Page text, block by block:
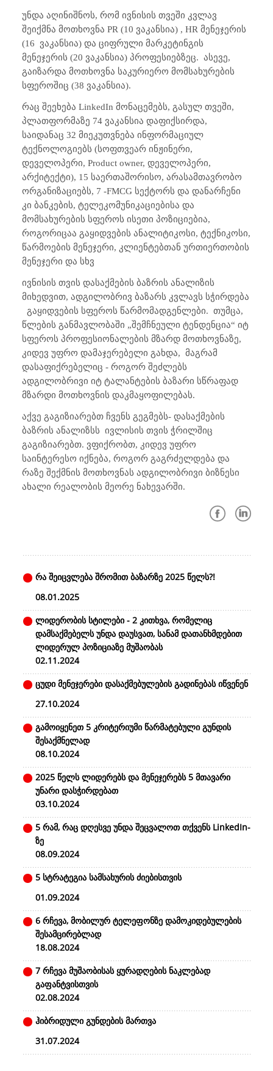
უნდა აღინიშნოს, რომ ივნისის თვეში კვლავ
შეიქმნა მოთხოვნა PR (10 ვაკანსია) , HR მენეჯერის
(16
ვაკანსია) და ციფრული მარკეტინგის
მენეჯერის (20 ვაკანსია) პროფესიებზეც. ასევე,
გაიზარდა მოთხოვნა საკურიერო მომსახურების
სფეროშიც (38 ვაკანსია).
რაც შეეხება LinkedIn მონაცემებს, გასულ თვეში,
პლათფორმაზე 74 ვაკანსია დაფიქსირდა,
საიდანაც 32 მიეკუთვნება ინფორმაციულ
ტექნოლოგიებს (სოფთვეარ ინჟინერი,
დეველოპერი, Product owner, დეველოპერი,
არქიტექტი), 15 საერთაშორისო, არასამთავრობო
ორგანიზაციებს, 7 -FMCG სექტორს და დანარჩენი
კი ბანკების, ტელეკომუნიკაციებისა და
მომსახურების სფეროს ისეთი პოზიციებია,
როგორიცაა გაყიდვების ანალიტიკოსი, ტექნიკოსი,
წარმოების მენეჯერი, კლიენტებთან ურთიერთობის
მენეჯერი და სხვ
ივნისის თვის დასაქმების ბაზრის ანალიზის
მიხედვით, ადგილობრივ ბაზარს კვლავს სჭირდება
გაყიდვების სფეროს წარმომადგენლები. თუმცა,
წლების განმავლობაში „შემჩნეული ტენდენცია“ იტ
სფეროს პროფესიონალების მზარდ მოთხოვნაზე,
კიდევ უფრო დამაჯერებელი გახდა, მაგრამ
დასაფიქრებელიც - როგორ შეძლებს
ადგილობრივი იტ ტალანტების ბაზარი სწრაფად
მზარდი მოთხოვნის დაკმაყოფილებას.
აქვე გაგიზიარებთ ჩვენს გეგმებს- დასაქმების
ბაზრის ანალიზსს ივლისის თვის ჭრილშიც
გაგიზიარებთ. ვფიქრობთ, კიდევ უფრო
საინტერესო იქნება, როგორ გაგრძელდება და
რაზე შექმნის მოთხოვნას ადგილობრივი ბიზნესი
ახალი რეალობის მეორე ნახევარში.
რა შეიცვლება შრომით ბაზარზე 2025 წელს?!
08.01.2025
ლიდერობის სტილები - 2 კითხვა, რომელიც
დამსაქმებელს უნდა დაუსვათ, სანამ დათანხმდებით
ლიდერულ პოზიციაზე მუშაობას
02.11.2024
ცუდი მენეჯერები დასაქმებულების გადინებას იწვენენ
27.10.2024
გამოიყენეთ 5 კრიტერიუმი წარმატებული გუნდის
შესაქმნელად
08.10.2024
2025 წელს ლიდერებს და მენეჯერებს 5 მთავარი
უნარი დასჭირდებათ
03.10.2024
5 რამ, რაც დღესვე უნდა შეცვალოთ თქვენს LinkedIn-
ზე
08.09.2024
5 სტრატეგია სამსახურის ძიებისთვის
01.09.2024
6 რჩევა, მობილურ ტელეფონზე დამოკიდებულების
შესამცირებლად
18.08.2024
7 რჩევა მუშაობისას ყურადღების ნაკლებად
გაფანტვისთვის
02.08.2024
ჰიბრიდული გუნდების მართვა
31.07.2024